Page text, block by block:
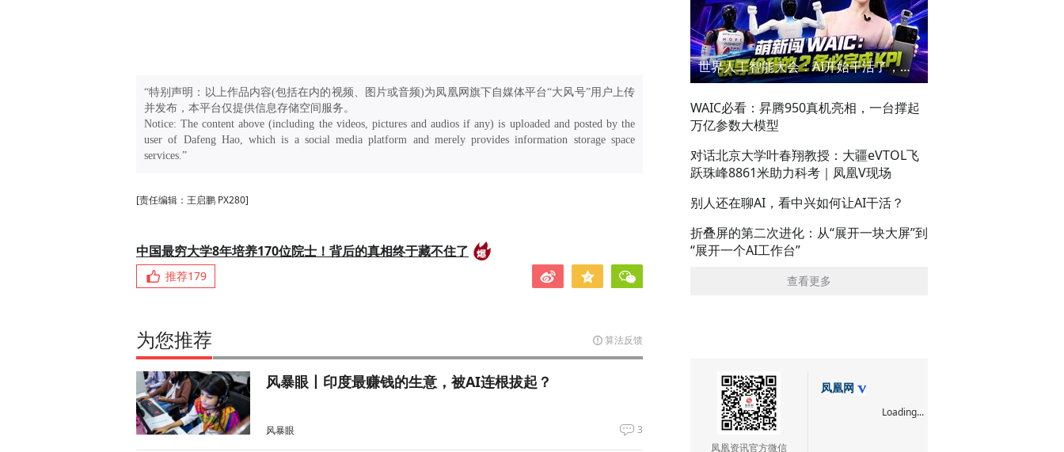
“特别声明：以上作品内容(包括在内的视频、图片或音频)为凤凰网旗下自媒体平台“大风号”用户上传
并发布，本平台仅提供信息存储空间服务。
Notice: The content above (including the videos, pictures and audios if any) is uploaded and posted by the
user of Dafeng Hao, which is a social media platform and merely provides information storage space
services.”
[责任编辑：王启鹏 PX280]
中国最穷大学8年培养170位院士！背后的真相终于藏不住了
推荐179
为您推荐 算法反馈
风暴眼丨印度最赚钱的生意，被AI连根拔起？
风暴眼 3
世界人工智能大会：AI开始干活了，但到底干的怎么样？萌新闯WAIC
WAIC必看：昇腾950真机亮相，一台撑起
万亿参数大模型
对话北京大学叶春翔教授：大疆eVTOL飞
跃珠峰8861米助力科考｜凤凰V现场
别人还在聊AI，看中兴如何让AI干活？
折叠屏的第二次进化：从“展开一块大屏”到
“展开一个AI工作台”
查看更多
凤凰资讯官方微信
凤凰网
Loading...